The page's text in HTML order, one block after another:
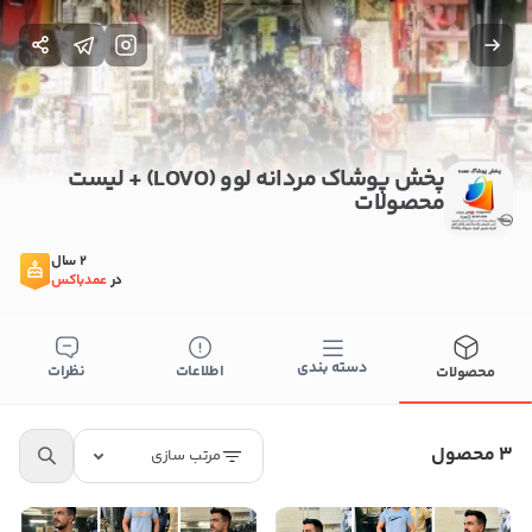
پخش پوشاک مردانه لوو (LOVO) + لیست
محصولات
2 سال
درعمدباکس
محصولات دسته بندی اطلاعات نظرات
3 محصول مرتب سازی